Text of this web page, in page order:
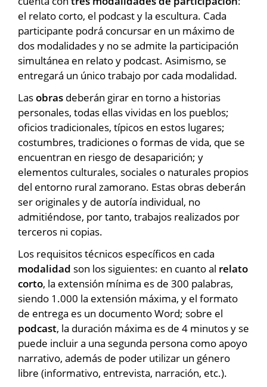
el relato corto, el podcast y la escultura. Cada
participante podrá concursar en un máximo de
dos modalidades y no se admite la participación
simultánea en relato y podcast. Asimismo, se
entregará un único trabajo por cada modalidad.
Lasobras deberán girar en torno a historias
personales, todas ellas vividas en los pueblos;
oficios tradicionales, típicos en estos lugares;
costumbres, tradiciones o formas de vida, que se
encuentran en riesgo de desaparición; y
elementos culturales, sociales o naturales propios
del entorno rural zamorano. Estas obras deberán
ser originales y de autoría individual, no
admitiéndose, por tanto, trabajos realizados por
terceros ni copias.
Los requisitos técnicos específicos en cada
modalidad son los siguientes: en cuanto al relato
corto, la extensión mínima es de 300 palabras,
siendo 1.000 la extensión máxima, y el formato
de entrega es un documento Word; sobre el
podcast, la duración máxima es de 4 minutos y se
puede incluir a una segunda persona como apoyo
narrativo, además de poder utilizar un género
libre (informativo, entrevista, narración, etc.).